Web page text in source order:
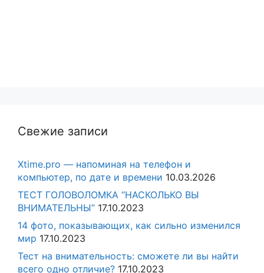
Свежие записи
Xtime.pro — напоминая на телефон и
компьютер, по дате и времени 10.03.2026
ТЕСТ ГОЛОВОЛОМКА “НАСКОЛЬКО ВЫ
ВНИМАТЕЛЬНЫ” 17.10.2023
14 фото, показывающих, как сильно изменился
мир 17.10.2023
Тест на внимательность: сможете ли вы найти
всего одно отличие? 17.10.2023